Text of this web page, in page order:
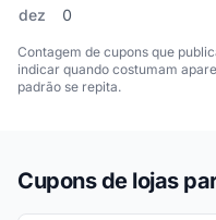
dez 0
Contagem de cupons que
indicar quando costumam
padrão se repita.
Cupons de lojas